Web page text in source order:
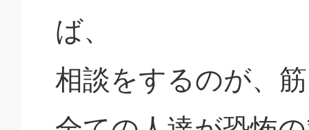
ば、
相談をするのが、